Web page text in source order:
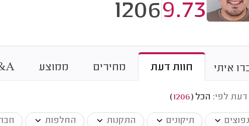
9.73
1206
איתי חוות דעת מחירים ממוצע A
דעת לפי: הכל (
1206
)
תיקונים התקנות החלפות